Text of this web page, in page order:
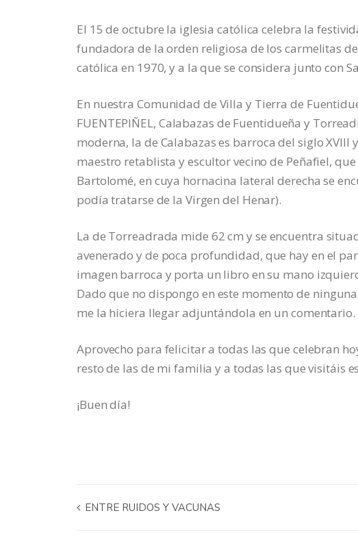
El 15 de octubre la iglesia católica celebra la
fundadora de la orden religiosa de los carmelitas
católica en 1970, y a la que se considera junto con
En nuestra Comunidad de Villa y Tierra de
FUENTEPIÑEL, Calabazas de Fuentidueña y
moderna, la de Calabazas es barroca del siglo
maestro retablista y escultor vecino de Peñafiel,
Bartolomé, en cuya hornacina lateral derecha se
podía tratarse de la Virgen del Henar).
La de Torreadrada mide 62 cm y se encuentra
avenerado y de poca profundidad, que hay en el
imagen barroca y porta un libro en su mano
Dado que no dispongo en este momento de
me la hiciera llegar adjuntándola en un comentario.
Aprovecho para felicitar a todas las que celebran
resto de las de mi familia y a todas las que visitáis
¡Buen día!
ENTRE RUIDOS Y VACUNAS